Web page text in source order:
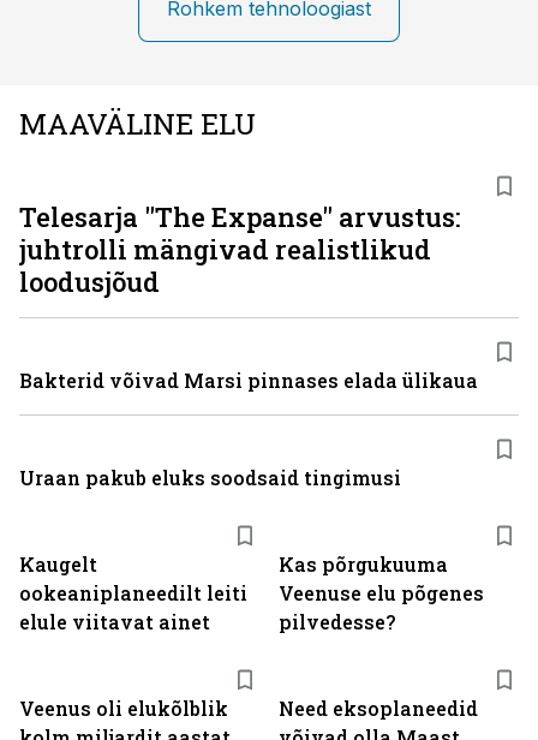
Rohkem tehnoloogiast
MAAVÄLINE ELU
Kaugelt
ookeaniplaneedilt leiti
elule viitavat ainet
Kas põrgukuuma
Veenuse elu põgenes
pilvedesse?
Veenus oli elukõlblik
Need eksoplaneedid
Telesarja "The Expanse" arvustus:
juhtrolli mängivad realistlikud
loodusjõud
Bakterid võivad Marsi pinnases elada ülikaua
Uraan pakub eluks soodsaid tingimusi